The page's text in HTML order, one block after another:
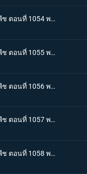
One piece วันพีช ตอนที่ 1054 พากย์ไทย คู่หูต้องตาย! เดิมพันมรณะของคิลเลอร์
One piece วันพีช ตอนที่ 1055 พากย์ไทย ร่างเงาดึงเชือก! โอนิกาชิมะในเปลวเพลิง
One piece วันพีช ตอนที่ 1056 พากย์ไทย การโต้กลับ! ท่าผสานของคิดกับลอว์โต้กลับ
One piece วันพีช ตอนที่ 1057 พากย์ไทย เพื่อลูฟี่ คำสาบานของซันจิกับโซโร
One piece วันพีช ตอนที่ 1058 พากย์ไทย การจู่โจมของนักบวชเพลิงผลาญ เงื้อมมือปีศาจของโอโรจิที่คืบคลานเข้ามา